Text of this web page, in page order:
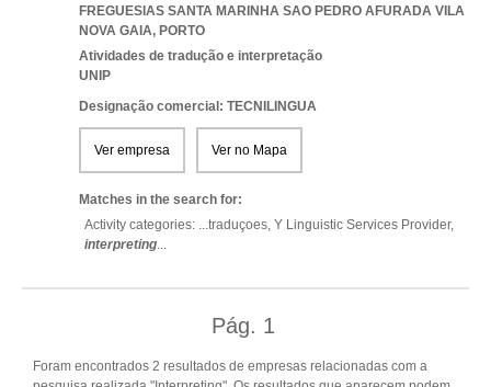
FREGUESIAS SANTA MARINHA SAO PEDRO AFURADA VILA
NOVA GAIA, PORTO
Atividades de tradução e interpretação
UNIP
Designação comercial: TECNILINGUA
Ver empresa Ver no Mapa
Matches in the search for:
Activity categories: ...traduçoes, Y Linguistic Services Provider,
interpreting...
Pág. 1
Foram encontrados 2 resultados de empresas relacionadas com a